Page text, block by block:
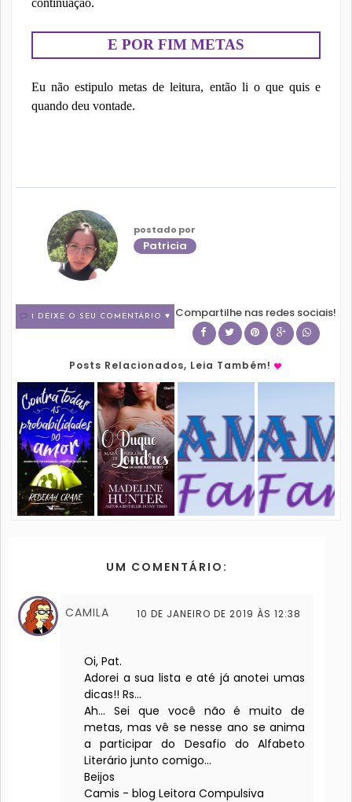
continuação.
E POR FIM METAS
Eu não estipulo metas de leitura, então li o que quis e
quando deu vontade.
postado por
Patricia
1 DEIXE O SEU COMENTÁRIO ♥ Compartilhe nas redes sociais!
Posts Relacionados, Leia Também!
UM COMENTÁRIO:
CAMILA 10 DE JANEIRO DE 2019 ÀS 12:38
Oi, Pat.
Adorei a sua lista e até já anotei umas
dicas!! Rs...
Ah... Sei que você não é muito de
metas, mas vê se nesse ano se anima
a participar do Desafio do Alfabeto
Literário junto comigo...
Beijos
Camis - blog Leitora Compulsiva